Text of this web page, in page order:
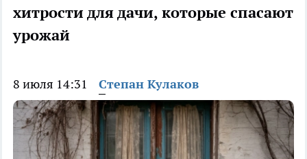
хитрости для дачи, которые спасают
урожай
8 июля 14:31 Степан Кулаков